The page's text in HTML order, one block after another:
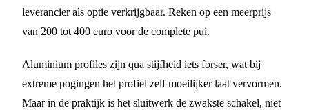
leverancier als optie verkrijgbaar. Reken op een meerprijs
van 200 tot 400 euro voor de complete pui.
Aluminium profiles zijn qua stijfheid iets forser, wat bij
extreme pogingen het profiel zelf moeilijker laat vervormen.
Maar in de praktijk is het sluitwerk de zwakste schakel, niet